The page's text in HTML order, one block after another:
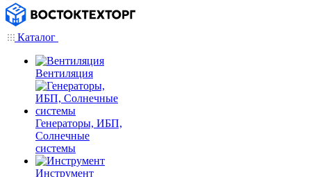
Каталог
Вентиляция
Генераторы, ИБП,
Солнечные
системы
Инструмент